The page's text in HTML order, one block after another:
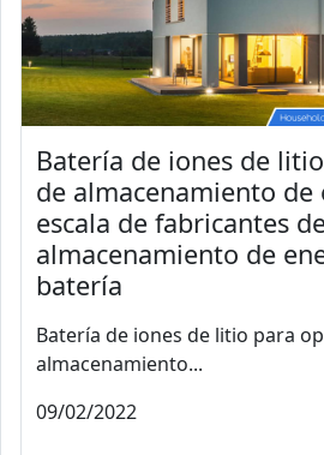
Batería de iones de
de almacenamiento de
escala de fabricantes
almacenamiento de
batería
Batería de iones de litio para
almacenamiento...
09/02/2022